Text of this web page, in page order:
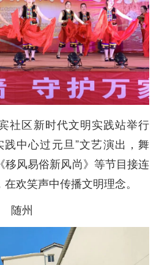
社区新时代文明实践站举行
中心过元旦”文艺演出，舞
移风易俗新风尚》等节目接连
欢笑声中传播文明理念。
随州